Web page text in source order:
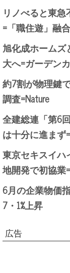
リノべると東
=「職住遊」融
旭化成ホーム
大へ=ガーデン
約7割が物理鍵
調査=Nature
全建総連「第6
は十分に進ま
東京セキスイ
地開発で初協業
6月の企業物価
7・1%上昇
広告